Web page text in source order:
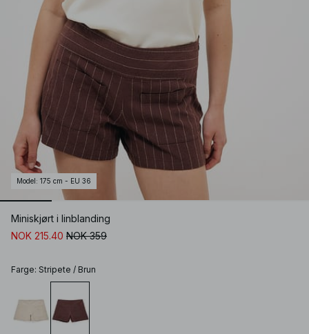
Model : 175 cm - EU 36
Miniskjørt i linblanding
NOK 215.40 NOK 359
Farge: Stripete / Brun